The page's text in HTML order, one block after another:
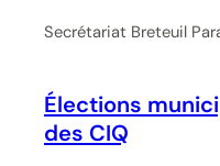
Secrétariat Breteuil
Élections
des CIQ